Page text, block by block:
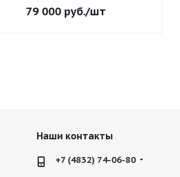
79 000 руб./шт
Наши контакты
+7 (4832) 74-06-80